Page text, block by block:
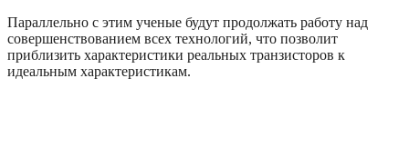
Параллельно с этим ученые будут продолжать работу над
совершенствованием всех технологий, что позволит
приблизить характеристики реальных транзисторов к
идеальным характеристикам.